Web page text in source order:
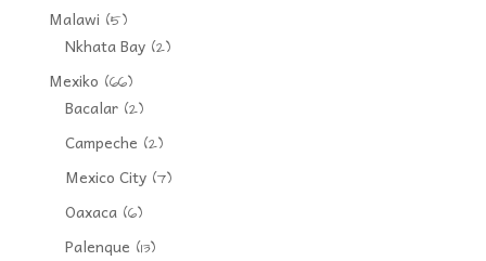
Malawi (5)
Nkhata Bay(2)
Mexiko (66)
Bacalar(2)
Campeche (2)
Mexico City(7)
Oaxaca(6)
Palenque (13)